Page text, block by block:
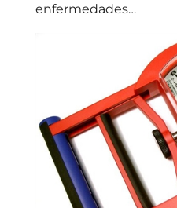
enfermedades…